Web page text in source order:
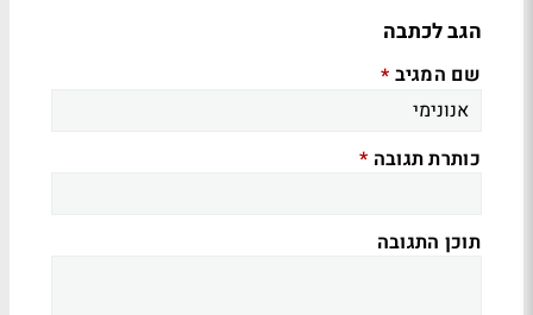
הגב לכתבה
שם המגיב *
כותרת תגובה *
תוכן התגובה